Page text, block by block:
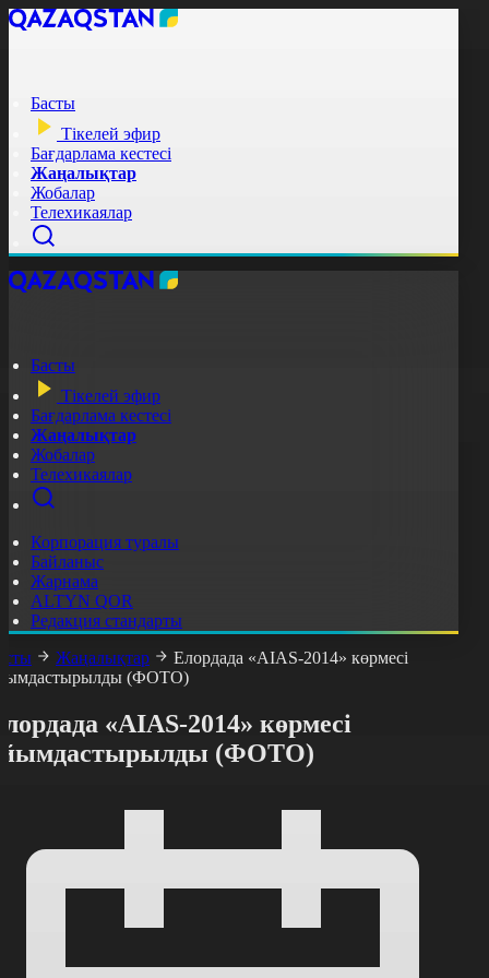
Басты
Тікелей эфир
Бағдарлама кестесі
Жаңалықтар
Жобалар
Телехикаялар
Басты
Тікелей эфир
Бағдарлама кестесі
Жаңалықтар
Жобалар
Телехикаялар
Корпорация туралы
Байланыс
Жарнама
ALTYN QOR
Редакция стандарты
Жаңалықтар
Елордада «AIAS-2014» көрмесі
(ФОТО)
«AIAS-2014» көрмесі
(ФОТО)